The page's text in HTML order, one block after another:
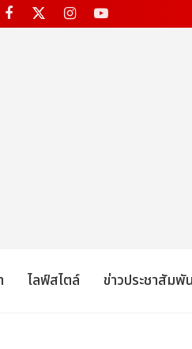
ไลฟ์สไตล์ ข่าวประชาสัมพั